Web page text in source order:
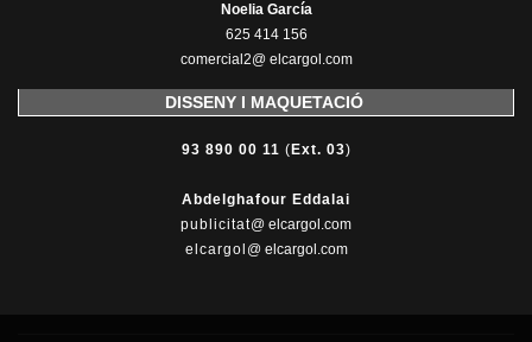
Noelia García
625 414 156
comercial2@ elcargol.com
DISSENY I MAQUETACIÓ
93 890 00 11 ( Ext. 03)
Abdelghafour Eddalai
publicitat@ elcargol.com
elcargol @ elcargol.com